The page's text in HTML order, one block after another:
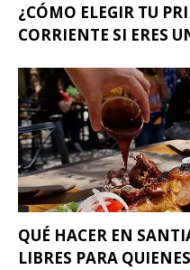
¿CÓMO ELEGIR TU
CORRIENTE SI ERES
QUÉ HACER EN
LIBRES PARA